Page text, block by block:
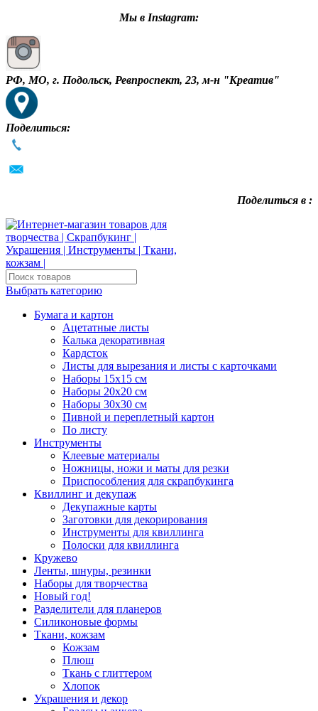
Мы в Instagram:
РФ, МО, г. Подольск, Ревпроспект, 23, м-н "Креатив"
Поделиться:
Поделиться в :
Выбрать категорию
Бумага и картон
Ацетатные листы
Калька декоративная
Кардсток
Листы для вырезания и листы с карточками
Наборы 15х15 см
Наборы 20х20 см
Наборы 30х30 см
Пивной и переплетный картон
По листу
Инструменты
Клеевые материалы
Ножницы, ножи и маты для резки
Приспособления для скрапбукинга
Квиллинг и декупаж
Декупажные карты
Заготовки для декорирования
Инструменты для квиллинга
Полоски для квиллинга
Кружево
Ленты, шнуры, резинки
Наборы для творчества
Новый год!
Разделители для планеров
Силиконовые формы
Ткани, кожзам
Кожзам
Плюш
Ткань с глиттером
Хлопок
Украшения и декор